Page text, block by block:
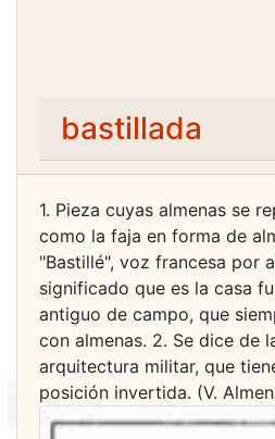
bastillada
1. Pieza cuyas almenas se
como la faja en forma de
"Bastillé", voz francesa por
significado que es la casa
antiguo de campo, que
con almenas. 2. Se dice de
arquitectura militar, que
posición invertida. (V.